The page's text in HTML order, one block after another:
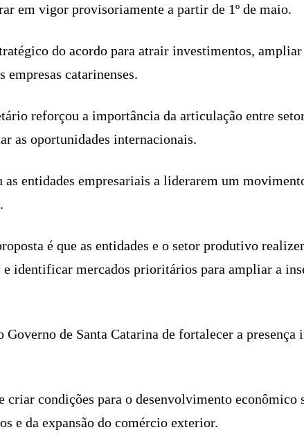
em vigor provisoriamente a partir de 1º de maio.
do acordo para atrair investimentos, ampliar
catarinenses.
reforçou a importância da articulação entre
as oportunidades internacionais.
entidades empresariais a liderarem um
é que as entidades e o setor produtivo
e identificar mercados prioritários para ampliar a
Governo de Santa Catarina de fortalecer a presença
criar condições para o desenvolvimento econômico
e da expansão do comércio exterior.